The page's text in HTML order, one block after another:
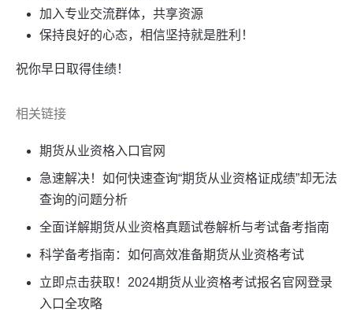
加入专业交流群体，共享资源
保持良好的心态，相信坚持就是胜利！
祝你早日取得佳绩！
相关链接
期货从业资格入口官网
急速解决！如何快速查询“期货从业资格证成绩”却无法
查询的问题分析
全面详解期货从业资格真题试卷解析与考试备考指南
科学备考指南：如何高效准备期货从业资格考试
立即点击获取！2024期货从业资格考试报名官网登录
入口全攻略